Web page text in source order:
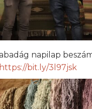
napilap
https://bit.ly/3l97jsk